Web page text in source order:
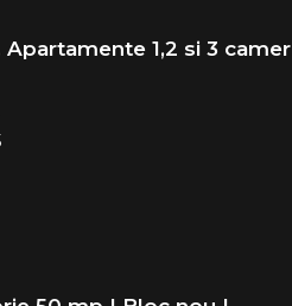
1,2 si 3